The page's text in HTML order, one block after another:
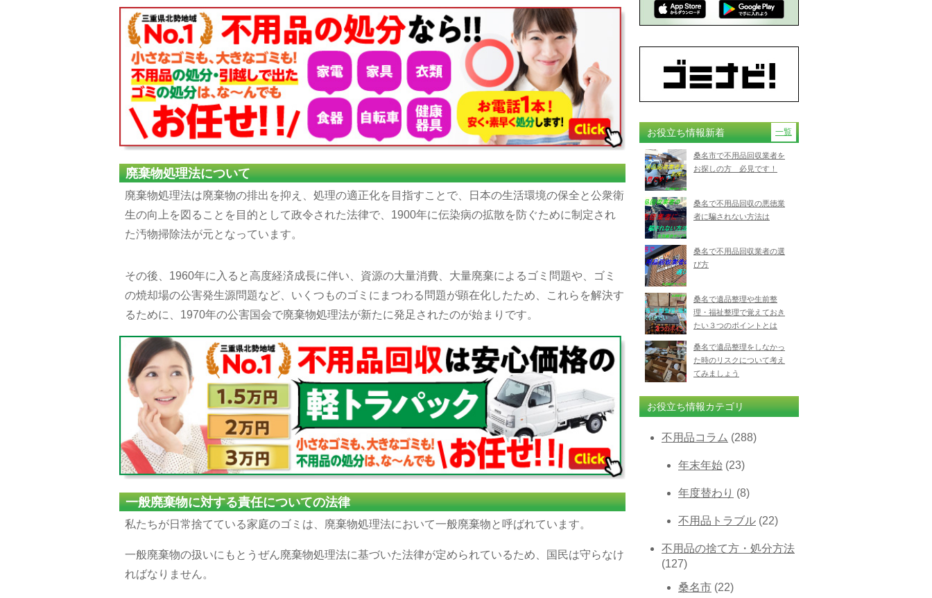
廃棄物処理法について
廃棄物処理法は廃棄物の排出を抑え、処理の適正化を目指すことで、日本の生活環境の保全と公衆衛
生の向上を図ることを目的として政令された法律で、1900年に伝染病の拡散を防ぐために制定され
た汚物掃除法が元となっています。
その後、1960年に入ると高度経済成長に伴い、資源の大量消費、大量廃棄によるゴミ問題や、ゴミ
の焼却場の公害発生源問題など、いくつものゴミにまつわる問題が顕在化したため、これらを解決す
るために、1970年の公害国会で廃棄物処理法が新たに発足されたのが始まりです。
一般廃棄物に対する責任についての法律
私たちが日常捨てている家庭のゴミは、廃棄物処理法において一般廃棄物と呼ばれています。
一般廃棄物の扱いにもとうぜん廃棄物処理法に基づいた法律が定められているため、国民は守らなけ
ればなりません。
お役立ち情報新着 一覧
桑名市で不用品回収業者を
お探しの方 必見です！
桑名で不用品回収の悪徳業
者に騙されない方法は
桑名で不用品回収業者の選
び方
桑名で遺品整理や生前整
理・福祉整理で覚えておき
たい３つのポイントとは
桑名で遺品整理をしなかっ
た時のリスクについて考え
てみましょう
お役立ち情報カテゴリ
不用品コラム (288)
年末年始 (23)
年度替わり (8)
不用品トラブル (22)
不用品の捨て方・処分方法
(127)
桑名市 (22)